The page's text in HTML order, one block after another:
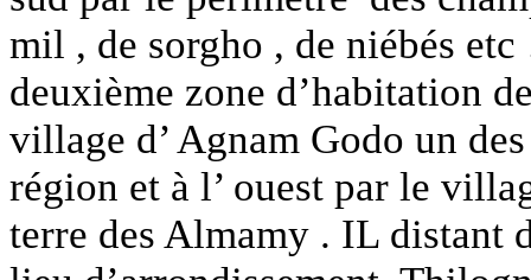
mil , de sorgho , de niébés
deuxième zone d’habitation
village d’ Agnam Godo un
région et à l’ ouest par le
terre des Almamy . IL distant